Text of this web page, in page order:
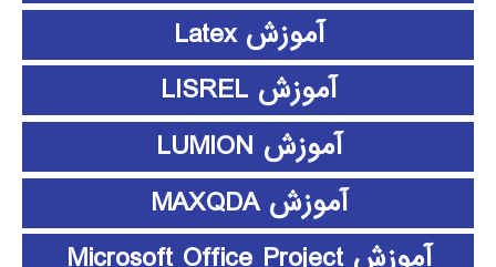
آموزش Latex
آموزش LISREL
آموزش LUMION
آموزش MAXQDA
آموزش Microsoft Office Project